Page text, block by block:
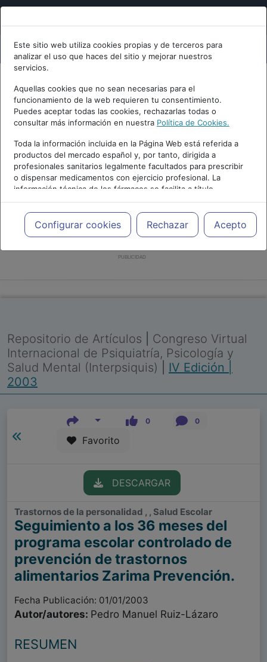
Este sitio web utiliza cookies propias y de terceros para
analizar el uso que haces del sitio y mejorar nuestros
servicios.
Aquellas cookies que no sean necesarias para el
funcionamiento de la web requieren tu consentimiento.
Puedes aceptar todas las cookies, rechazarlas todas o
consultar más información en nuestra Política de Cookies.
Toda la información incluida en la Página Web está referida a
productos del mercado español y, por tanto, dirigida a
profesionales sanitarios legalmente facultados para prescribir
o dispensar medicamentos con ejercicio profesional. La
información técnica de los fármacos se facilita a título
meramente informativo, siendo responsabilidad de los
profesionales facultados prescribir medicamentos y decidir, en
cada caso concreto, el tratamiento más adecuado a las
necesidades del paciente.
Configurar cookies Rechazar Acepto
PUBLICIDAD
Repositorio de Artículos
Congreso Virtual
Internacional de Psiquiatría, Psicología y
Salud Mental (Interpsiquis)
IV Edición |
2003
0 0
Favorito
DESCARGAR
Trastornos de la personalidad , , Salud Escolar
Seguimiento a los 36 meses del
programa escolar controlado de
prevención de trastornos
alimentarios Zarima Prevención.
Fecha Publicación: 01/01/2003
Autor/autores: Pedro Manuel Ruiz-Lázaro
RESUMEN